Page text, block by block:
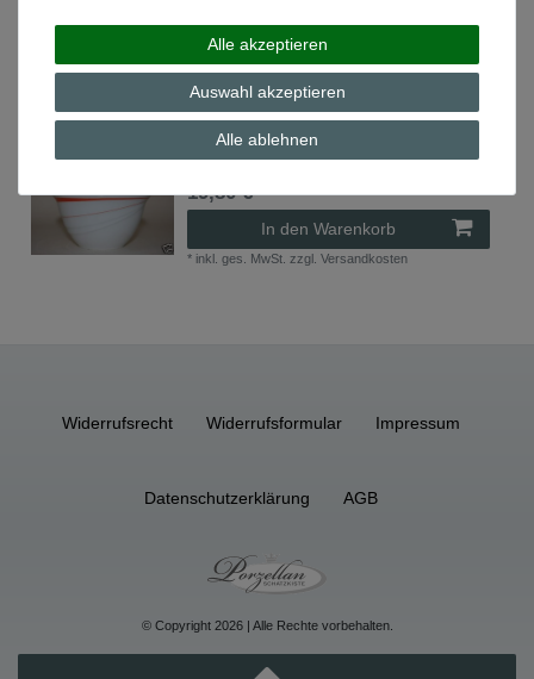
In den Warenkorb
inkl. ges. MwSt.zzgl.Versandkosten
Zuckerdose Maxims Bistrot Hutschenreuther
19,80 € *
In den Warenkorb
* inkl. ges. MwSt. zzgl.Versandkosten
Widerrufs­recht Widerrufs­formular Impressum
Daten­schutz­erklärung AGB
© Copyright 2026 | Alle Rechte vorbehalten.
Alle akzeptieren
Auswahl akzeptieren
Alle ablehnen